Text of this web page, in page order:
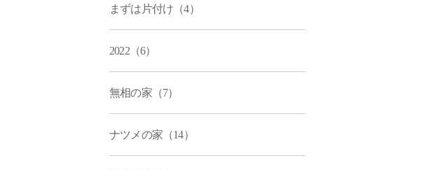
まずは片付け（4）
2022（6）
無相の家（7）
ナツメの家（14）